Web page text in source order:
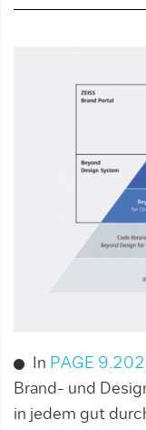
In PAGE
Brand- und
in jedem gut